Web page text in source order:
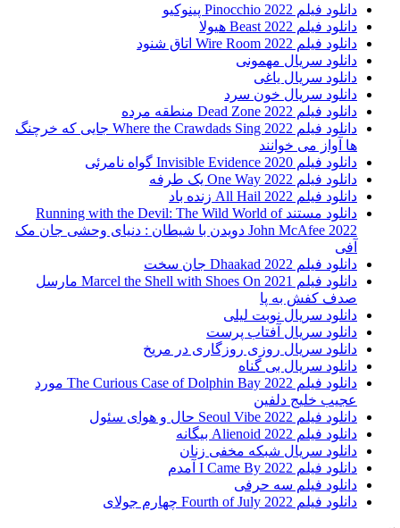
دانلود فیلم Pinocchio 2022 پینوکیو
دانلود فیلم Beast 2022 هیولا
دانلود فیلم Wire Room 2022 اتاق شنود
دانلود سریال مهمونی
دانلود سریال یاغی
دانلود سریال خون سرد
دانلود فیلم 2022 Dead Zone منطقه مرده
دانلود فیلم Where the Crawdads Sing 2022 جایی که خرچنگ
ها آواز می خوانند
دانلود فیلم 2020 Invisible Evidence گواه نامرئی
دانلود فیلم One Way 2022 یک طرفه
دانلود فیلم All Hail 2022 زنده باد
دانلود مستند Running with the Devil: The Wild World of
John McAfee 2022 دویدن با شیطان : دنیای وحشی جان مک
آفی
دانلود فیلم Dhaakad 2022 جان سخت
دانلود فیلم Marcel the Shell with Shoes On 2021 مارسل
صدف کفش به پا
دانلود سریال نوبت لیلی
دانلود سریال آفتاب پرست
دانلود سریال روزی روزگاری در مریخ
دانلود سریال بی گناه
دانلود فیلم The Curious Case of Dolphin Bay 2022 مورد
عجیب خلیج دلفین
دانلود فیلم Seoul Vibe 2022 حال و هوای سئول
دانلود فیلم Alienoid 2022 بیگانه
دانلود سریال شبکه مخفی زنان
دانلود فیلم I Came By 2022 آمدم
دانلود فیلم سه حرفی
دانلود فیلم Fourth of July 2022 چهارم جولای